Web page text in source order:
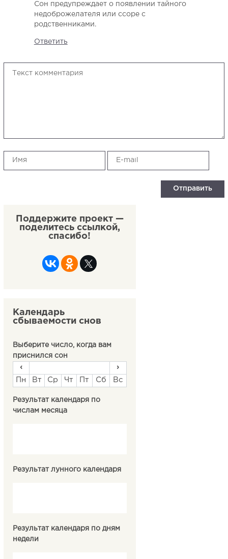
Сон предупреждает о появлении тайного
недоброжелателя или ссоре с
родственниками.
Ответить
Поддержите проект —
поделитесь ссылкой,
спасибо!
Календарь
сбываемости снов
Выберите число, когда вам
приснился сон
‹
›
Пн
Вт Ср Чт Пт Сб Вс
Результат календаря по
числам месяца
Результат лунного календаря
Результат календаря по дням
недели